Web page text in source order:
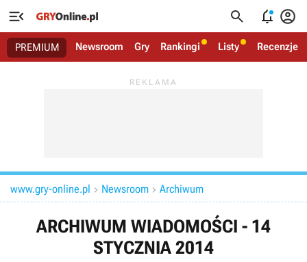
   
PREMIUM Newsroom Gry Rankingi Listy Recenzje
www.gry-online.pl  Newsroom  Archiwum
ARCHIWUM WIADOMOŚCI - 14
STYCZNIA 2014